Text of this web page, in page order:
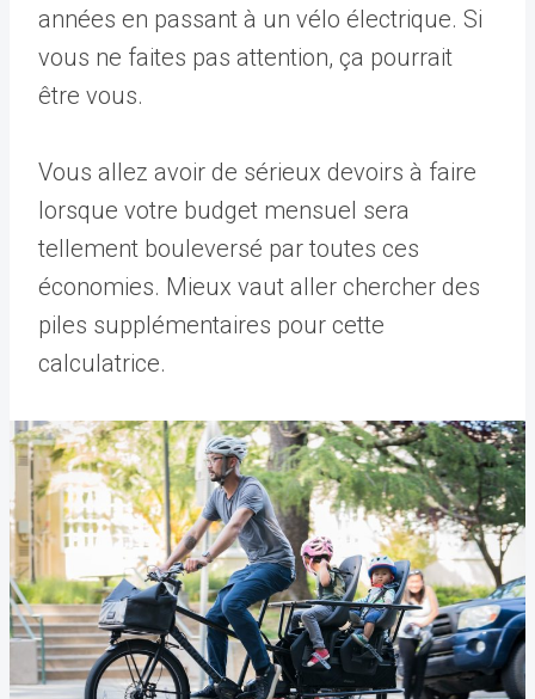
années en passant à un vélo électrique. Si
vous ne faites pas attention, ça pourrait
être vous.
Vous allez avoir de sérieux devoirs à faire
lorsque votre budget mensuel sera
tellement bouleversé par toutes ces
économies. Mieux vaut aller chercher des
piles supplémentaires pour cette
calculatrice.